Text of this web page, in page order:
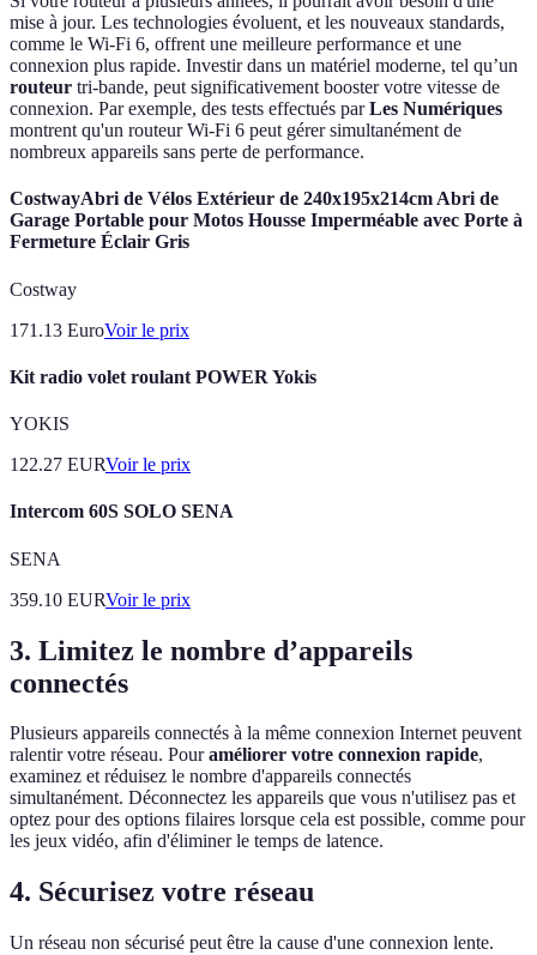
mise à jour. Les technologies évoluent, et les nouveaux standards,
comme le Wi-Fi 6, offrent une meilleure performance et une
connexion plus rapide. Investir dans un matériel moderne, tel qu’un
routeur tri-bande, peut significativement booster votre vitesse de
connexion. Par exemple, des tests effectués parLes Numériques
montrent qu'un routeur Wi-Fi 6 peut gérer simultanément de
nombreux appareils sans perte de performance.
CostwayAbri de Vélos Extérieur de 240x195x214cm Abri de
Garage Portable pour Motos Housse Imperméable avec Porte à
Fermeture Éclair Gris
Costway
171.13 EuroVoir le prix
Kit radio volet roulant POWER Yokis
YOKIS
122.27 EURVoir le prix
Intercom 60S SOLO SENA
SENA
359.10 EURVoir le prix
3. Limitez le nombre d’appareils
connectés
Plusieurs appareils connectés à la même connexion Internet peuvent
ralentir votre réseau. Pouraméliorer votre connexion rapide,
examinez et réduisez le nombre d'appareils connectés
simultanément. Déconnectez les appareils que vous n'utilisez pas et
optez pour des options filaires lorsque cela est possible, comme pour
les jeux vidéo, afin d'éliminer le temps de latence.
4. Sécurisez votre réseau
Un réseau non sécurisé peut être la cause d'une connexion lente.